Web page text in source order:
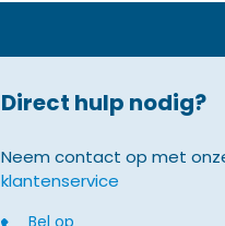
Direct hulp nodig?
Neem contact op met
klantenservice
Bel op